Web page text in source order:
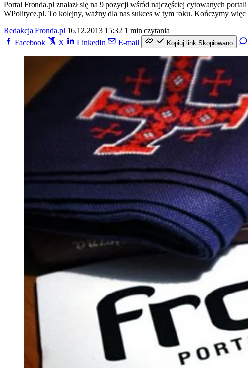
Portal Fronda.pl znalazł się na 9 pozycji wśród najczęściej cytowanych
WPolityce.pl. To kolejny, ważny dla nas sukces w tym roku. Kończymy
Redakcja Fronda.pl 16.12.2013 15:32 1 min czytania
Facebook
X LinkedIn E-mail Kopiuj link Skopiowano